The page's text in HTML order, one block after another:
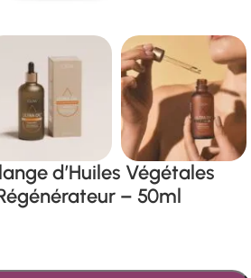
d’Huiles Végétales
– 50ml